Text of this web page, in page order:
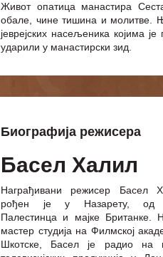
Живот опатица манастира
обале, чине тишина и молитве.
јеврејских насељеника којима
ударили у манастирски зид.
Биографија режисера
Басел Халил
Награђивани режисер Басел
рођен је у Назарету, од
Палестинца и мајке Британке.
мастер студија на Филмској
Шкотске, Басел je радио на